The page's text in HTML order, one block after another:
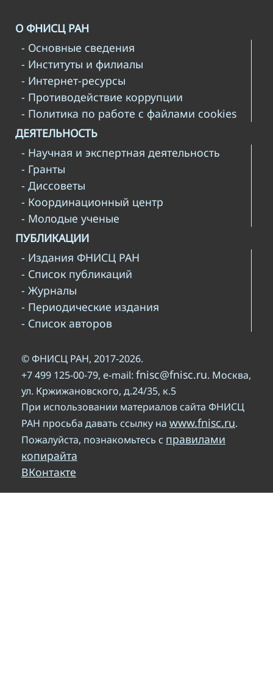
О ФНИСЦ РАН
- Основные сведения
- Институты и филиалы
- Интернет-ресурсы
- Противодействие коррупции
- Политика по работе с файлами cookies
ДЕЯТЕЛЬНОСТЬ
- Научная и экспертная деятельность
- Гранты
- Диссоветы
- Координационный центр
- Молодые ученые
ПУБЛИКАЦИИ
- Издания ФНИСЦ РАН
- Список публикаций
- Журналы
- Периодические издания
- Список авторов
© ФНИСЦ РАН, 2017-2026.
+7 499 125-00-79, e-mail: fnisc@fnisc.ru. Москва,
ул. Кржижановского, д.24/35, к.5
При использовании материалов сайта ФНИСЦ
РАН просьба давать ссылку на www.fnisc.ru.
Пожалуйста, познакомьтесь с правилами
копирайта
ВКонтакте